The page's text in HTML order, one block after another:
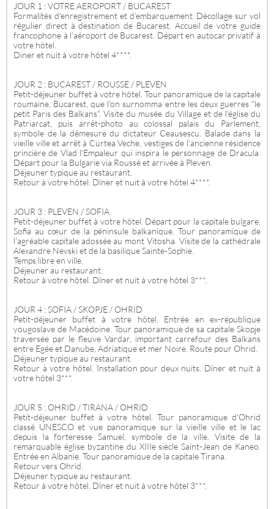
JOUR 1 : VOTRE AEROPORT / BUCAREST
Formalités d'enregistrement et d’embarquement. Décollage sur vol
régulier direct à destination de Bucarest. Accueil de votre guide
francophone à l’aéroport de Bucarest. Départ en autocar privatif à
votre hôtel.
Diner et nuit à votre hôtel 4****.
JOUR 2 : BUCAREST / ROUSSE / PLEVEN
Petit-déjeuner buffet à votre hôtel. Tour panoramique de la capitale
roumaine, Bucarest, que l'on surnomma entre les deux guerres "le
petit Paris des Balkans". Visite du musée du Village et de l'église du
Patriarcat, puis arrêt-photo au colossal palais du Parlement,
symbole de la démesure du dictateur Ceausescu. Balade dans la
vieille ville et arrêt à Curtea Veche, vestiges de l'ancienne résidence
princière de Vlad l'Empaleur qui inspira le personnage de Dracula.
Départ pour la Bulgarie via Roussé et arrivée à Pleven.
Déjeuner typique au restaurant.
Retour à votre hôtel. Dîner et nuit à votre hôtel 4****.
JOUR 3 : PLEVEN / SOFIA
Petit-déjeuner buffet à votre hôtel. Départ pour la capitale bulgare,
Sofia au cœur de la péninsule balkanique. Tour panoramique de
l'agréable capitale adossée au mont Vitosha. Visite de la cathédrale
Alexandre Nevski et de la basilique Sainte-Sophie.
Temps libre en ville.
Déjeuner au restaurant.
Retour à votre hôtel. Dîner et nuit à votre hôtel 3***.
JOUR 4 : SOFIA / SKOPJE / OHRID
Petit-déjeuner buffet à votre hôtel. Entrée en ex-république
yougoslave de Macédoine. Tour panoramique de sa capitale Skopje
traversée par le fleuve Vardar, important carrefour des Balkans
entre Egée et Danube, Adriatique et mer Noire. Route pour Ohrid.
Déjeuner typique au restaurant.
Retour à votre hôtel. Installation pour deux nuits. Dîner et nuit à
votre hôtel 3***.
JOUR 5 : OHRID / TIRANA / OHRID
Petit-déjeuner buffet à votre hôtel. Tour panoramique d'Ohrid
classé UNESCO et vue panoramique sur la vieille ville et le lac
depuis la forteresse Samuel, symbole de la ville. Visite de la
remarquable église byzantine du XIIIe siècle Saint-Jean de Kaneo.
Entrée en Albanie. Tour panoramique de la capitale Tirana.
Retour vers Ohrid.
Déjeuner typique au restaurant.
Retour à votre hôtel. Dîner et nuit à votre hôtel 3***.